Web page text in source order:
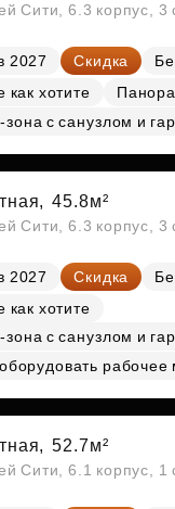
Сити, 6.3 корпус, 3
2027 Скидка
как хотите
с санузлом и
45.8м²
Сити, 6.3 корпус, 3
2027 Скидка
как хотите
с санузлом и
рабочее
52.7м²
Сити, 6.1 корпус, 1